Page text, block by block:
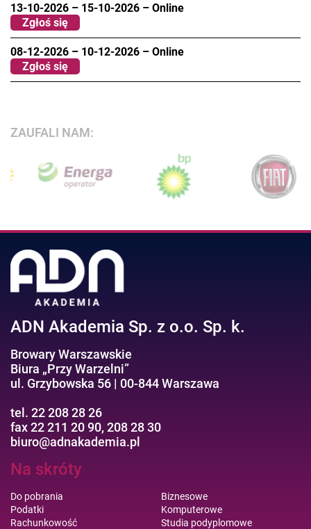
13-10-2026 – 15-10-2026 – Online
Zgłoś się
08-12-2026 – 10-12-2026 – Online
Zgłoś się
ZAUFALI NAM:
ADN Akademia Sp. z o.o. Sp. k.
Browary Warszawskie
Biura „Przy Warzelni”
ul. Grzybowska 56 | 00-844 Warszawa
tel. 22 208 28 26
fax 22 211 20 90, 208 28 30
biuro@adnakademia.pl
Na skróty
Do pobrania
Podatki
Rachunkowość
Biznesowe
Komputerowe
Studia podyplomowe